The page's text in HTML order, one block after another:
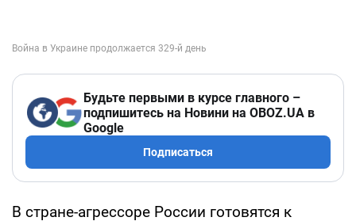
Будьте первыми в курсе главного –
подпишитесь на Новини на OBOZ.UA в
Google
Подписаться
В стране-агрессоре России готовятся к